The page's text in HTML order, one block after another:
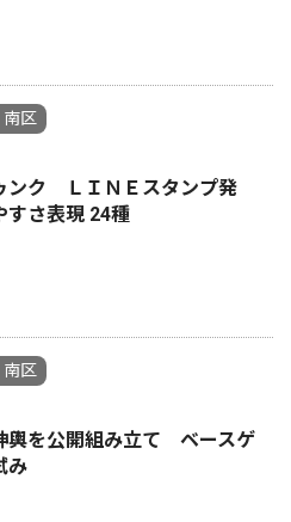
南区
ンク ＬＩＮＥスタンプ発
さ表現 24種
南区
を公開組み立て ベースゲ
み